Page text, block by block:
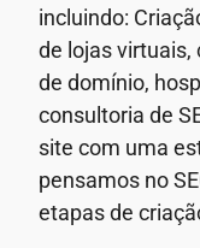
incluindo:
de lojas virtuais,
de domínio,
consultoria de
site com uma
pensamos no
etapas de